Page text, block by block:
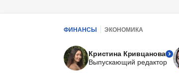
ФИНАНСЫ ЭКОНОМИКА
Кристина Кривцанова
Выпускающий редактор